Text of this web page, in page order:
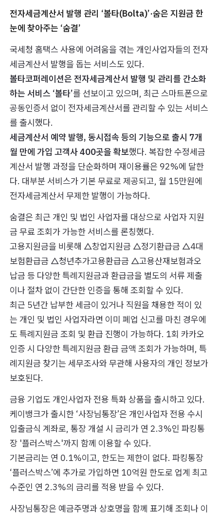
전자세금계산서 발행 관리 ‘볼타(Bolta)’·숨은 지원금 한
눈에 찾아주는 ‘숨결’
국세청 홈택스 사용에 어려움을 겪는 개인사업자들의 전자
세금계산서 발행을 돕는 서비스도 있다.
볼타코퍼레이션은 전자세금계산서 발행 및 관리를 간소화
하는 서비스 ‘볼타’를 선보이고 있으며, 최근 스마트폰으로
공동인증서 없이 전자세금계산서를 관리할 수 있는 서비스
를 출시했다.
세금계산서 예약 발행, 동시접속 등의 기능으로 출시 7개
월 만에 가입 고객사 400곳을 확보했다. 복잡한 수정세금
계산서 발행 과정을 단순화하며 재이용률은 92%에 달한
다. 대부분 서비스가 기본 무료로 제공되고, 월 15만원에
전자세금계산서 무제한 발행이 가능하다.
숨결은 최근 개인 및 법인 사업자를 대상으로 사업자 지원
금 무료 조회가 가능한 서비스를 론칭했다.
고용지원금을 비롯해 △창업지원금 △정기환급금 △4대
보험환급금 △청년추가고용환급금 △고용산재보험과오
납금 등 다양한 특례지원금과 환급금을 별도의 서류 제출
이나 절차 없이 간단한 인증을 통해 조회할 수 있다.
최근 5년간 납부한 세금이 있거나 직원을 채용한 적이 있
는 개인 및 법인 사업자라면 이미 폐업 신고를 마친 경우에
도 특례지원금 조회 및 환급 진행이 가능하다. 1회 카카오
인증 시 다양한 특례지원금 환급 금액 조회가 가능하며, 특
례지원금 찾기는 세무조사와 무관해 사용자의 개인 정보가
보호된다.
금융 기업도 개인사업자 전용 특화 상품을 출시하고 있다.
케이뱅크가 출시한 ‘사장님통장’은 개인사업자 전용 수시
입출금식 계좌로, 통장 개설 시 금리가 연 2.3%인 파킹통
장 '플러스박스'까지 함께 이용할 수 있다.
기본금리는 연 0.1%이고, 한도는 제한이 없다. 파킹통장
‘플러스박스’에 추가로 가입하면 10억원 한도로 업계 최고
수준인 연 2.3%의 금리를 적용 받을 수 있다.
사장님통장은 예금주명과 상호명을 함께 표기해 조회나 이